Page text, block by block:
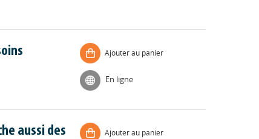
Ajouter au panier
En ligne
aussi des
Ajouter au panier